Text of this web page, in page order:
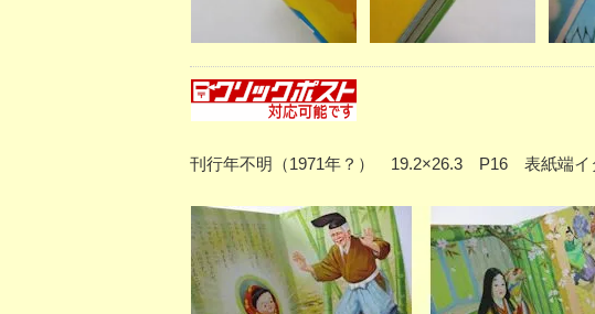
刊行年不明（1971年？） 19.2×26.3 P16 表紙端